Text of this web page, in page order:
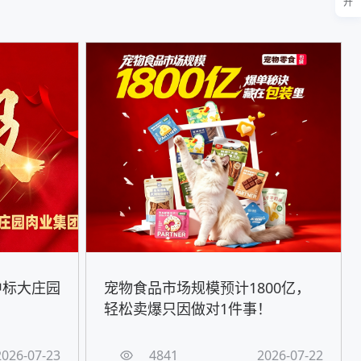
大庄园
07-23
宠物食品市场规模预计1800亿，
轻松卖爆只因做对1件事！
4841 2026-07-22